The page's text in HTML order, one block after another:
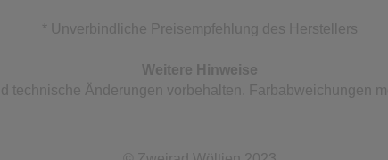
* Unverbindliche Preisempfehlung des Herstellers
Weitere Hinweise
technische Änderungen vorbehalten. Farbabweichungen